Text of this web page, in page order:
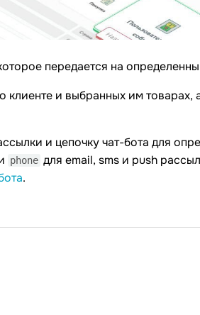
передается на
и выбранных им товарах,
и цепочку чат-бота для
phone для email, sms и push
.